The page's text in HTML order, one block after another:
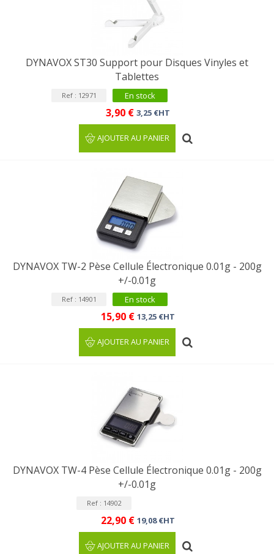
DYNAVOX ST30 Support pour Disques Vinyles et
Tablettes
Ref : 12971 En stock
3,90 € 3,25 €HT
AJOUTER AU PANIER
DYNAVOX TW-2 Pèse Cellule Électronique 0.01g - 200g
+/-0.01g
Ref : 14901 En stock
15,90 € 13,25 €HT
AJOUTER AU PANIER
DYNAVOX TW-4 Pèse Cellule Électronique 0.01g - 200g
+/-0.01g
Ref : 14902
22,90 € 19,08 €HT
AJOUTER AU PANIER